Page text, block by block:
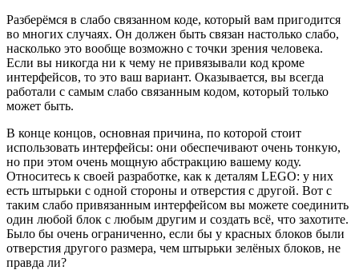
Разберёмся в слабо связанном коде, который вам пригодится
во многих случаях. Он должен быть связан настолько слабо,
насколько это вообще возможно с точки зрения человека.
Если вы никогда ни к чему не привязывали код кроме
интерфейсов, то это ваш вариант. Оказывается, вы всегда
работали с самым слабо связанным кодом, который только
может быть.
В конце концов, основная причина, по которой стоит
использовать интерфейсы: они обеспечивают очень тонкую,
но при этом очень мощную абстракцию вашему коду.
Относитесь к своей разработке, как к деталям LEGO: у них
есть штырьки с одной стороны и отверстия с другой. Вот с
таким слабо привязанным интерфейсом вы можете соединить
один любой блок с любым другим и создать всё, что захотите.
Было бы очень ограниченно, если бы у красных блоков были
отверстия другого размера, чем штырьки зелёных блоков, не
правда ли?